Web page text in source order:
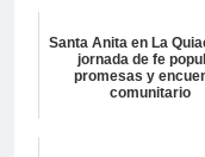
Santa Anita en La
jornada de fe
promesas y
comunitario